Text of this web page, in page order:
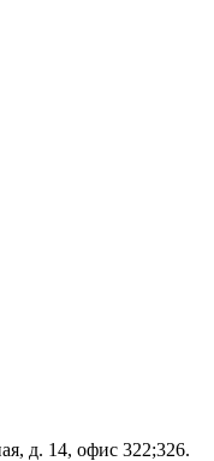
д. 14, офис 322;326.